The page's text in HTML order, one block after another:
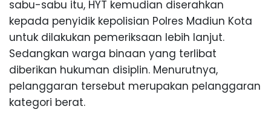
sabu-sabu itu, HYT kemudian diserahkan
kepada penyidik kepolisian Polres Madiun Kota
untuk dilakukan pemeriksaan lebih lanjut.
Sedangkan warga binaan yang terlibat
diberikan hukuman disiplin. Menurutnya,
pelanggaran tersebut merupakan pelanggaran
kategori berat.